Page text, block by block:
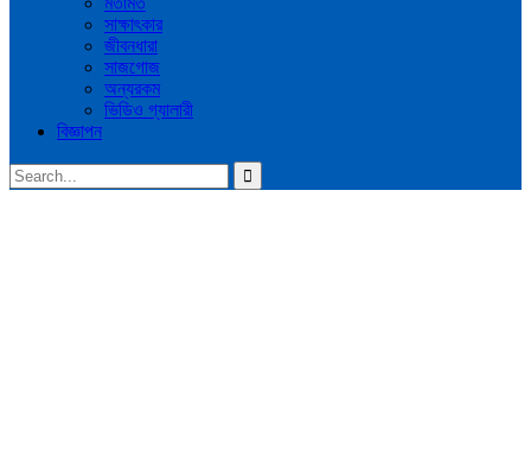
সাক্ষাৎকার
জীবনধারা
সাজগোজ
অন্যরকম
ভিডিও গ্যালারী
বিজ্ঞাপন